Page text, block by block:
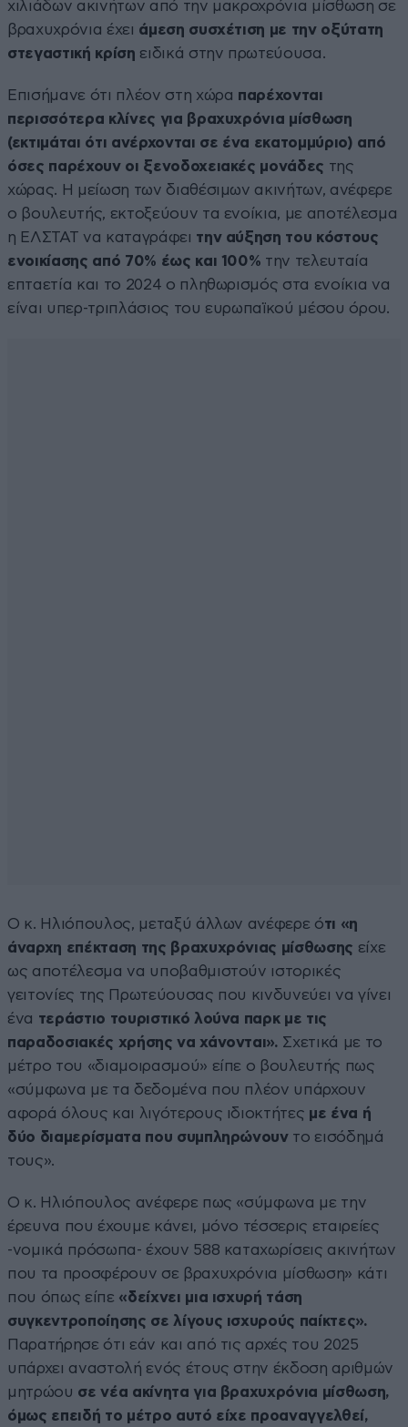
χιλιάδων ακινήτων από την μακροχρόνια μίσθωση σε
βραχυχρόνια έχει άμεση συσχέτιση με την οξύτατη
στεγαστική κρίση ειδικά στην πρωτεύουσα.
Επισήμανε ότι πλέον στη χώρα παρέχονται
περισσότερα κλίνες για βραχυχρόνια μίσθωση
(εκτιμάται ότι ανέρχονται σε ένα εκατομμύριο) από
όσες παρέχουν οι ξενοδοχειακές μονάδες της
χώρας. Η μείωση των διαθέσιμων ακινήτων, ανέφερε
ο βουλευτής, εκτοξεύουν τα ενοίκια, με αποτέλεσμα
η ΕΛΣΤΑΤ να καταγράφει την αύξηση του κόστους
ενοικίασης από 70% έως και 100% την τελευταία
επταετία και το 2024 ο πληθωρισμός στα ενοίκια να
είναι υπερ-τριπλάσιος του ευρωπαϊκού μέσου όρου.
Ο κ. Ηλιόπουλος, μεταξύ άλλων ανέφερε ότι «η
άναρχη επέκταση της βραχυχρόνιας μίσθωσης είχε
ως αποτέλεσμα να υποβαθμιστούν ιστορικές
γειτονίες της Πρωτεύουσας που κινδυνεύει να γίνει
ένα τεράστιο τουριστικό λούνα παρκ με τις
παραδοσιακές χρήσης να χάνονται». Σχετικά με το
μέτρο του «διαμοιρασμού» είπε ο βουλευτής πως
«σύμφωνα με τα δεδομένα που πλέον υπάρχουν
αφορά όλους και λιγότερους ιδιοκτήτες με ένα ή
δύο διαμερίσματα που συμπληρώνουν το εισόδημά
τους».
Ο κ. Ηλιόπουλος ανέφερε πως «σύμφωνα με την
έρευνα που έχουμε κάνει, μόνο τέσσερις εταιρείες
-νομικά πρόσωπα- έχουν 588 καταχωρίσεις ακινήτων
που τα προσφέρουν σε βραχυχρόνια μίσθωση» κάτι
που όπως είπε «δείχνει μια ισχυρή τάση
συγκεντροποίησης σε λίγους ισχυρούς παίκτες».
Παρατήρησε ότι εάν και από τις αρχές του 2025
υπάρχει αναστολή ενός έτους στην έκδοση αριθμών
μητρώου σε νέα ακίνητα για βραχυχρόνια μίσθωση,
όμως επειδή το μέτρο αυτό είχε προαναγγελθεί,